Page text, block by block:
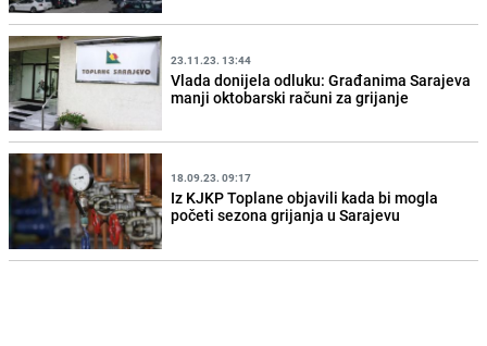
23.11.23. 13:44
Vlada donijela odluku: Građanima Sarajeva
manji oktobarski računi za grijanje
18.09.23. 09:17
Iz KJKP Toplane objavili kada bi mogla
početi sezona grijanja u Sarajevu